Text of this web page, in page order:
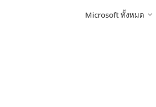
Microsoft ทั้งหมด